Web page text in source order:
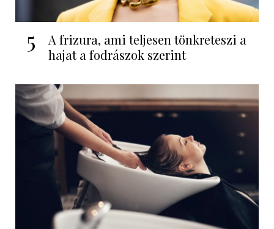
5
A frizura, ami teljesen tönkreteszi a
hajat a fodrászok szerint